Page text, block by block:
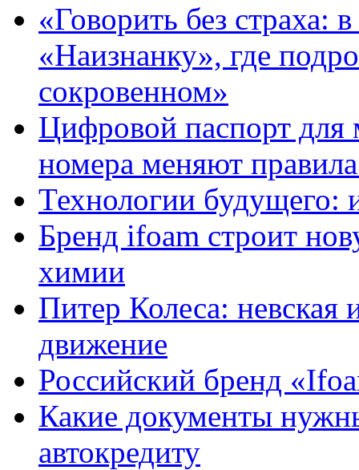
«Говорить без страха:
«Наизнанку», где
сокровенном»
Цифровой паспорт для
номера меняют
Технологии будущего:
Бренд ifoam строит
химии
Питер Колеса: невская
движение
Российский бренд
Какие документы
автокредиту